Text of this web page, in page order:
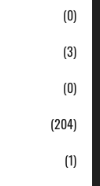
(0)
(3)
(0)
(204)
(1)